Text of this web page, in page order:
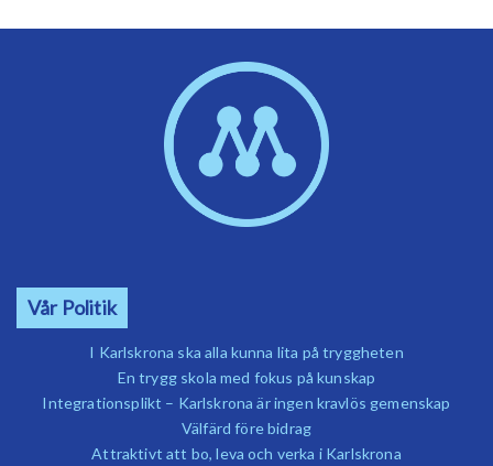
Vår Politik
I Karlskrona ska alla kunna lita på tryggheten
En trygg skola med fokus på kunskap
Integrationsplikt – Karlskrona är ingen kravlös gemenskap
Välfärd före bidrag
Attraktivt att bo, leva och verka i Karlskrona